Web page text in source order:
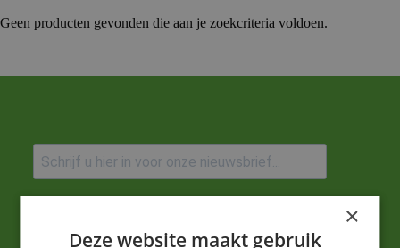
Geen producten gevonden die aan je zoekcriteria voldoen.
×
Deze website maakt gebruik